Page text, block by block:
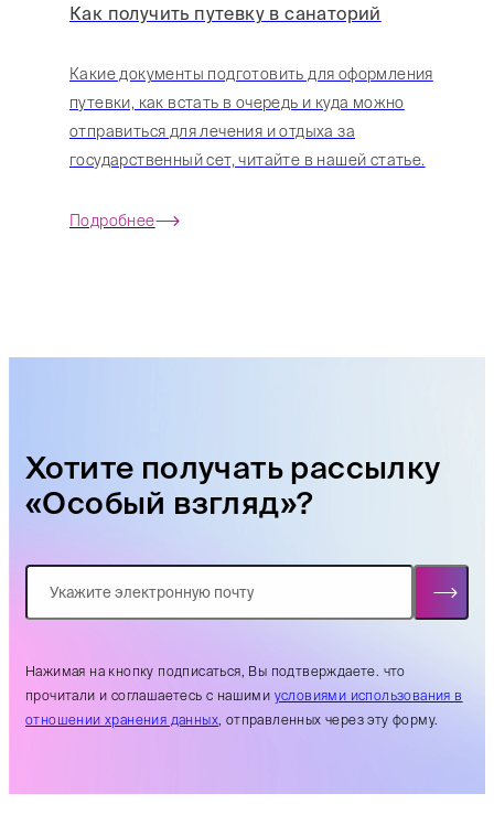
Как получить путевку в санаторий
Какие документы подготовить для оформления
путевки, как встать в очередь и куда можно
отправиться для лечения и отдыха за
государственный сет, читайте в нашей статье.
Подробнее
Хотите получать рассылку
«Особый взгляд»?
Нажимая на кнопку подписаться, Вы подтверждаете. что
прочитали и соглашаетесь с нашими условиями использования в
отношении хранения данных, отправленных через эту форму.